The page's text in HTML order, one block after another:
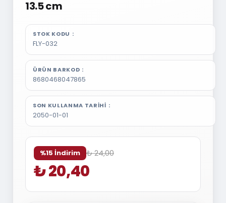
13.5 cm
STOK KODU
FLY-032
ÜRÜN BARKOD
8680468047865
SON KULLANMA TARIHI
2050-01-01
%15 İndirim ₺ 24,00
₺ 20,40